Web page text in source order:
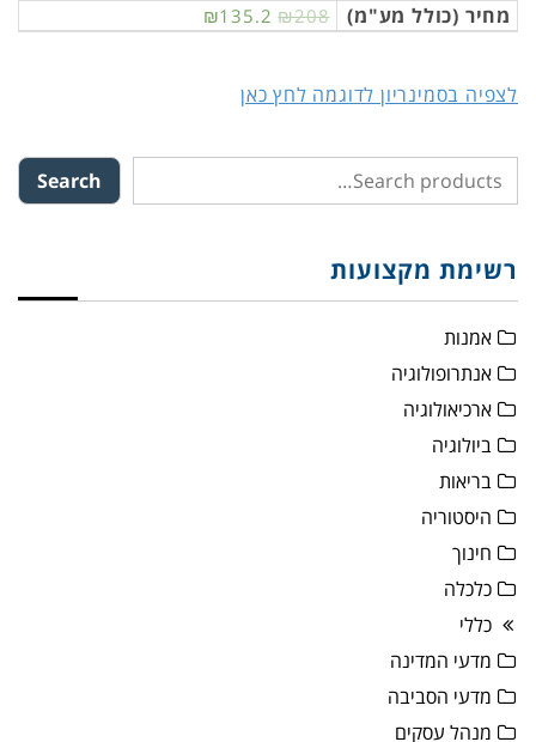
מחיר (כולל מע"מ) ₪135.2 ₪208
לצפיה בסמינריון לדוגמה לחץ כאן
Search
רשימת מקצועות
אמנות
אנתרופולוגיה
ארכיאולוגיה
ביולוגיה
בריאות
היסטוריה
חינוך
כלכלה
כללי
מדעי המדינה
מדעי הסביבה
מנהל עסקים